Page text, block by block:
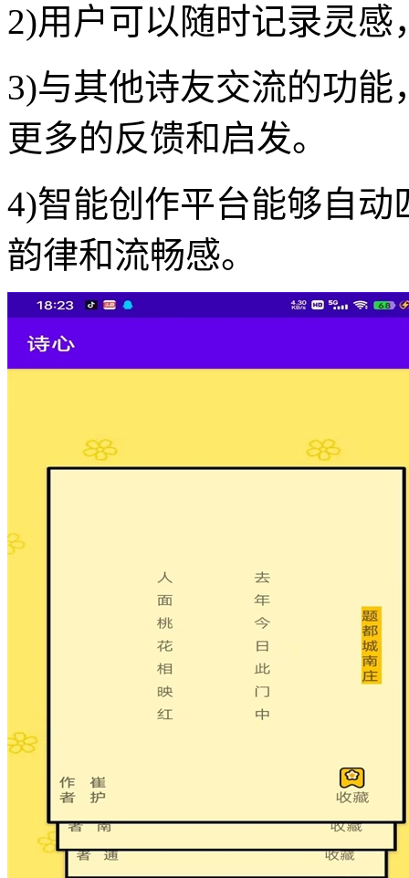
2)用户可以随时记录灵
3)与其他诗友交流的功
更多的反馈和启发。
4)智能创作平台能够自
韵律和流畅感。